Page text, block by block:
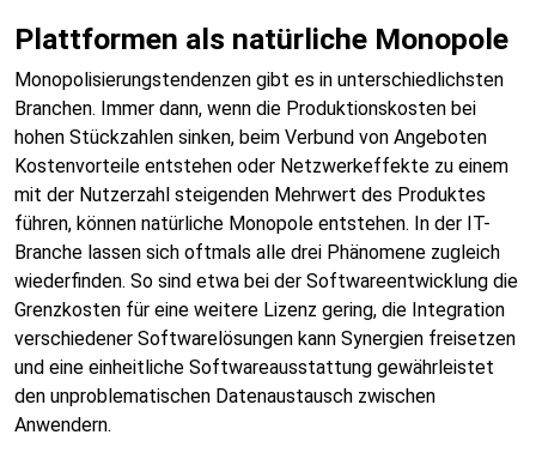
Plattformen als natürliche Monopole
Monopolisierungstendenzen gibt es in unterschiedlichsten
Branchen. Immer dann, wenn die Produktionskosten bei
hohen Stückzahlen sinken, beim Verbund von Angeboten
Kostenvorteile entstehen oder Netzwerkeffekte zu einem
mit der Nutzerzahl steigenden Mehrwert des Produktes
führen, können natürliche Monopole entstehen. In der IT-
Branche lassen sich oftmals alle drei Phänomene zugleich
wiederfinden. So sind etwa bei der Softwareentwicklung die
Grenzkosten für eine weitere Lizenz gering, die Integration
verschiedener Softwarelösungen kann Synergien freisetzen
und eine einheitliche Softwareausstattung gewährleistet
den unproblematischen Datenaustausch zwischen
Anwendern.